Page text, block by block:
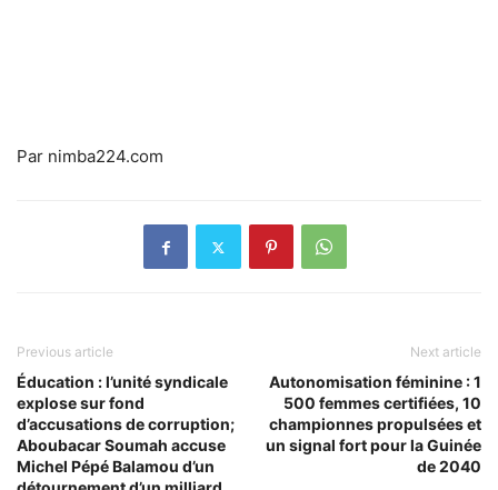
Par nimba224.com
Previous article
Éducation : l’unité syndicale
explose sur fond
d’accusations de corruption;
Aboubacar Soumah accuse
Michel Pépé Balamou d’un
Next article
Autonomisation féminine : 1
500 femmes certifiées, 10
championnes propulsées et
un signal fort pour la Guinée
de 2040